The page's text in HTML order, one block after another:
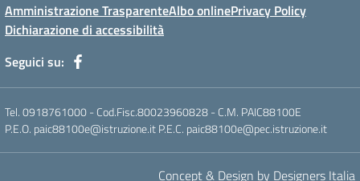
Amministrazione TrasparenteAlbo onlinePrivacy Policy
Dichiarazione di accessibilità
Seguici su:
Tel. 0918761000 - Cod.Fisc.80023960828 - C.M. PAIC88100E
P.E.O. paic88100e@istruzione.it P.E.C. paic88100e@pec.istruzione.it
Concept & Design by Designers Italia